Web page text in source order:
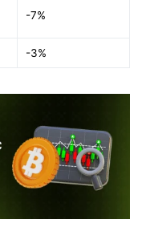
-7%
-3%